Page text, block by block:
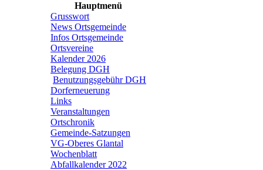
Hauptmenü
Grusswort
News Ortsgemeinde
Infos Ortsgemeinde
Ortsvereine
Kalender 2026
Belegung DGH
Benutzungsgebühr DGH
Dorferneuerung
Links
Veranstaltungen
Ortschronik
Gemeinde-Satzungen
VG-Oberes Glantal
Wochenblatt
Abfallkalender 2022